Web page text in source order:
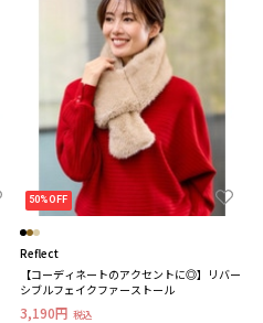
50%OFF
Reflect
【コーディネートのアクセントに◎】リバー
シブルフェイクファーストール
3,190円 税込